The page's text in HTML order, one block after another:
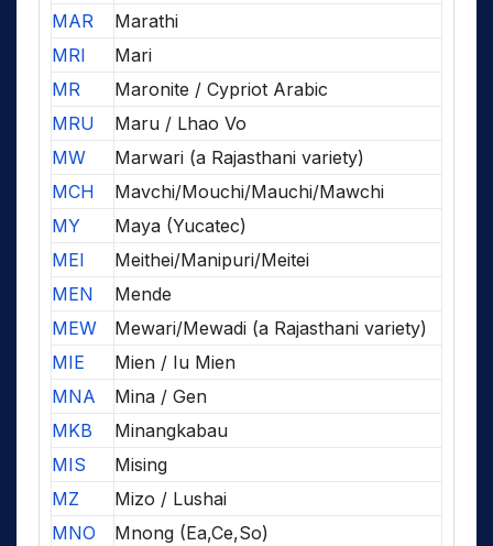
MAR
Marathi
MRI
Mari
MR
Maronite / Cypriot Arabic
MRU
Maru / Lhao Vo
MW
Marwari (a Rajasthani variety)
MCH
Mavchi/Mouchi/Mauchi/Mawchi
MY
Maya (Yucatec)
MEI
Meithei/Manipuri/Meitei
MEN
Mende
MEW
Mewari/Mewadi (a Rajasthani variety)
MIE
Mien / Iu Mien
MNA
Mina / Gen
MKB
Minangkabau
MIS
Mising
MZ
Mizo / Lushai
MNO
Mnong (Ea,Ce,So)